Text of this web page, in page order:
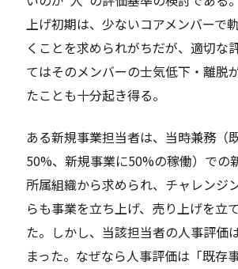
上げ初期は、少ないコアメンバーで
くことを求められがちだが、適切な
てはそのメンバーの士気低下・離脱
たことも十分起き得る。
ある新規事業担当者は、当時兼務（
50%、新規事業に50%の稼働）での
所属組織から求められ、チャレンジ
らも事業を立ち上げ、売り上げを立
た。しかし、当該担当者の人事評価
まった。なぜなら人事評価は「既存